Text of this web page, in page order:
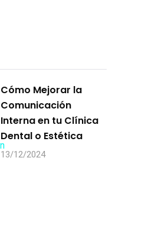
Cómo Mejorar la
Comunicación
Interna en tu Clínica
Dental o Estética
13/12/2024